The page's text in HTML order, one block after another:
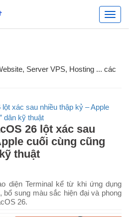
Kênh
pháp
Server VPS, Hosting ... các
26 lột xác sau
cuối cùng cũng
thuật
diện Terminal kể từ khi ứng dụng
bổ sung màu sắc hiện đại và phong
26.